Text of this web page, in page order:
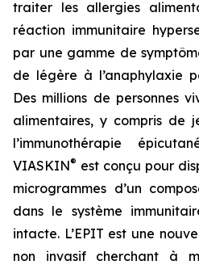
traiter les allergies
réaction immunitaire
par une gamme de
de légère à l’anaphylaxie
Des millions de personnes
alimentaires, y compris de
l’immunothérapie
VIASKIN® est conçu pour
microgrammes d’un
dans le système
intacte. L’EPIT est une
non invasif cherchant à